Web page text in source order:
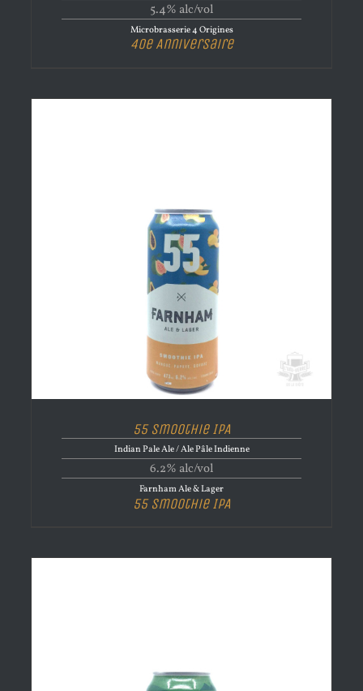
5.4% alc/vol
Microbrasserie 4 Origines
40e Anniversaire
55 Smoothie IPA
Indian Pale Ale / Ale Pâle Indienne
6.2% alc/vol
Farnham Ale & Lager
55 Smoothie IPA